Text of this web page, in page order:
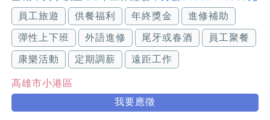
員工旅遊
供餐福利 年終獎金 進修補助
彈性上下班 外語進修 尾牙或春酒 員工聚餐
康樂活動 定期調薪 遠距工作
高雄市小港區
我要應徵